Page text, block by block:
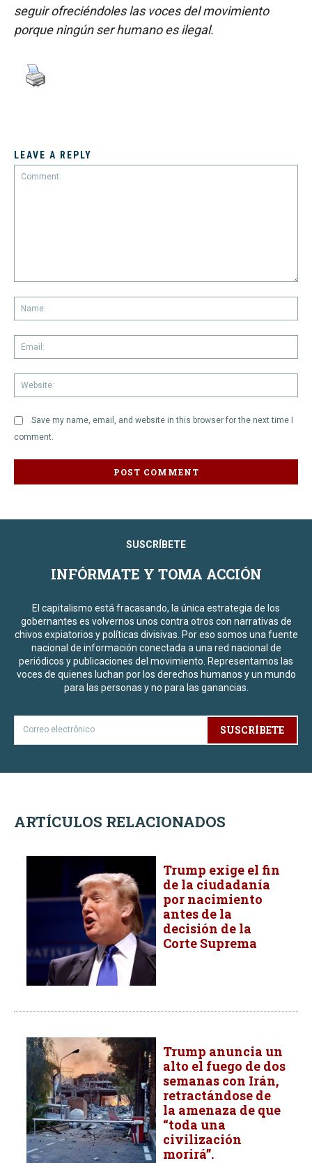
seguir ofreciéndoles las voces del movimiento
porque ningún ser humano es ilegal.
LEAVE A REPLY
Save my name, email, and website in this browser for the next time I
comment.
SUSCRÍBETE
INFÓRMATE Y TOMA ACCIÓN
El capitalismo está fracasando, la única estrategia de los
gobernantes es volvernos unos contra otros con narrativas de
chivos expiatorios y políticas divisivas. Por eso somos una fuente
nacional de información conectada a una red nacional de
periódicos y publicaciones del movimiento. Representamos las
voces de quienes luchan por los derechos humanos y un mundo
para las personas y no para las ganancias.
SUSCRÍBETE
ARTÍCULOS RELACIONADOS
Trump exige el fin
de la ciudadanía
por nacimiento
antes de la
decisión de la
Corte Suprema
Trump anuncia un
alto el fuego de dos
semanas con Irán,
retractándose de
la amenaza de que
“toda una
civilización
morirá”.